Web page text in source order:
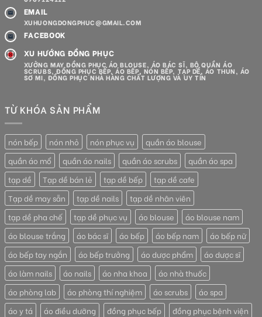
EMAIL
XUHUONGDONGPHUC@GMAIL.COM
FACEBOOK
XU HƯỚNG ĐỒNG PHỤC
XƯỞNG MAY ĐỒNG PHỤC ÁO BLOUSE, ÁO BÁC SĨ, BỘ QUẦN ÁO
SCRUBS, ĐỒNG PHỤC BẾP, ÁO BẾP, NÓN BẾP, TẠP DỀ, ÁO THUN, ÁO
SƠ MI, ĐỒNG PHỤC NHÀ HÀNG CHẤT LƯỢNG VÀ UY TÍN
TỪ KHÓA SẢN PHẨM
nón bếp nón nhỏ nón phục vụ
quần áo blouse
quần áo mổ
quần áo nails quần áo scrubs
quần áo spa
tạp dề
Tạp dề bán lẻ tạp dề bếp
tạp dề cafe
Tạp dề may sẵn
tạp dề nails
tạp dề nhân viên
tạp dề pha chế
tạp dề phục vụ áo blouse
áo blouse nam
áo blouse trắng
áo bác sĩ áo bếp áo bếp nam
áo bếp nữ
áo bếp tay ngắn
áo bếp trưởng áo dược phẩm
áo dược sĩ
áo làm nails
áo nails áo nha khoa
áo nhà thuốc
áo phòng lab
áo phòng thí nghiệm áo scrubs
áo spa
áo y tá
áo điều dưỡng đồng phục bếp đồng phục bệnh viện